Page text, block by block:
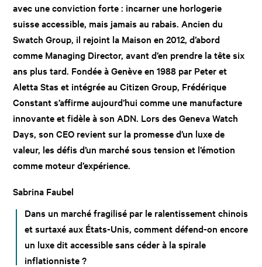
avec une conviction forte : incarner une horlogerie
suisse accessible, mais jamais au rabais. Ancien du
Swatch Group, il rejoint la Maison en 2012, d’abord
comme Managing Director, avant d’en prendre la tête six
ans plus tard. Fondée à Genève en 1988 par Peter et
Aletta Stas et intégrée au Citizen Group, Frédérique
Constant s’affirme aujourd’hui comme une manufacture
innovante et fidèle à son ADN. Lors des Geneva Watch
Days, son CEO revient sur la promesse d’un luxe de
valeur, les défis d’un marché sous tension et l’émotion
comme moteur d’expérience.
Sabrina Faubel
Dans un marché fragilisé par le ralentissement chinois
et surtaxé aux États-Unis, comment défend-on encore
un luxe dit accessible sans céder à la spirale
inflationniste ?